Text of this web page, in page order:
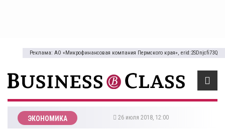
Реклама: АО «Микрофинансовая компания Пермского края», erid:2SDnjcfi73Q
ЭКОНОМИКА 26 июля 2018, 12:00